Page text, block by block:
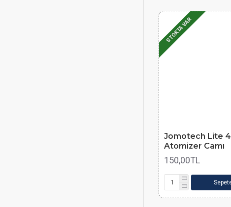
STOKTA VAR
Jomotech Lite
Atomizer Camı
150,00TL